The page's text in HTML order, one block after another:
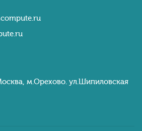
м.Орехово. ул.Шипиловcкaя